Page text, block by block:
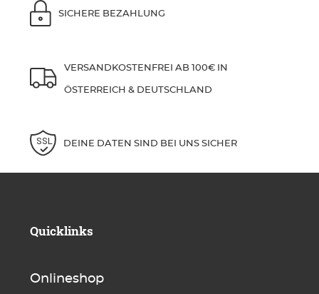
SICHERE BEZAHLUNG
VERSANDKOSTENFREI AB 100€ IN
ÖSTERREICH & DEUTSCHLAND
DEINE DATEN SIND BEI UNS SICHER
Quicklinks
Onlineshop